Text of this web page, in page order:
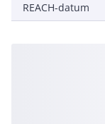
REACH-datum